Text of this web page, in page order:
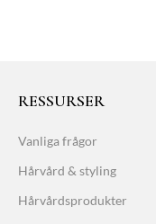
RESSURSER
Vanliga frågor
Hårvård & styling
Hårvårdsprodukter